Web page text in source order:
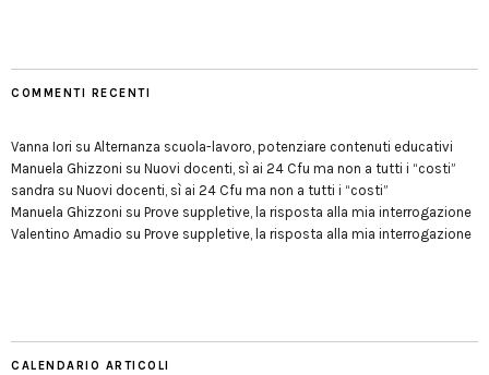
COMMENTI RECENTI
Vanna Iori su Alternanza scuola-lavoro, potenziare contenuti educativi
Manuela Ghizzoni su Nuovi docenti, sì ai 24 Cfu ma non a tutti i “costi”
sandra su Nuovi docenti, sì ai 24 Cfu ma non a tutti i “costi”
Manuela Ghizzoni su Prove suppletive, la risposta alla mia interrogazione
Valentino Amadio su Prove suppletive, la risposta alla mia interrogazione
CALENDARIO ARTICOLI